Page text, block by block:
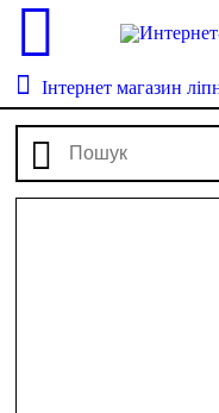
Інтернет магазин